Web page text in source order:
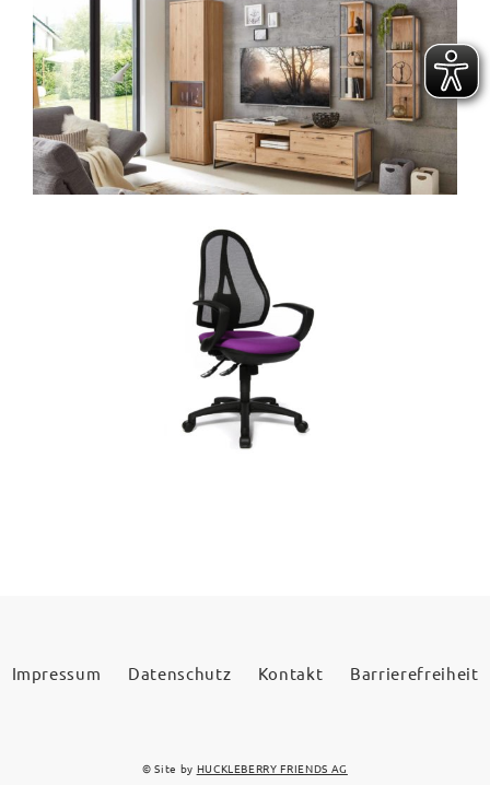
Impressum Datenschutz Kontakt Barrierefreiheit
© Site by HUCKLEBERRY FRIENDS AG